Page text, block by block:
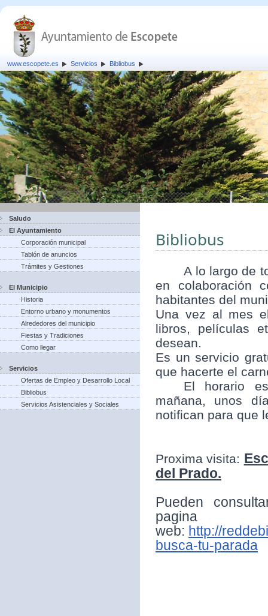
www.escopete.es Servicios Bibliobus
Saludo
El Ayuntamiento
Corporación municipal
Tablón de anuncios
Trámites y Gestiones
El Municipio
Historia
Entorno urbano y monumentos
Alrededores del municipio
Fiestas y Tradiciones
Como llegar
Servicios
Ofertas de Empleo y Desarrollo Local
Bibliobus
Servicios Asistenciales y Sociales
Bibliobus
A lo largo de
en colaboración
habitantes del
Una vez al mes
libros, películas
desean.
Es un servicio
que hacerte el
El horario
mañana, unos
notifican para que
Proxima visita:
del Prado.
Pueden
pagina
web: http://
busca-tu-parada